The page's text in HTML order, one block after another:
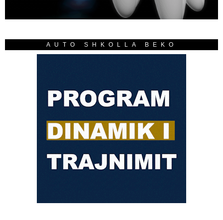
AUTO SHKOLLA BEKO